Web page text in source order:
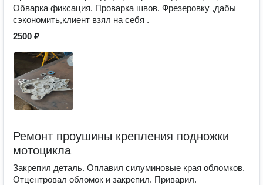
Обварка фиксация. Проварка швов. Фрезеровку ,дабы
сэкономить,клиент взял на себя .
2500 ₽
Ремонт проушины крепления подножки
мотоцикла
Закрепил деталь. Оплавил силуминовые края обломков.
Отцентровал обломок и закрепил. Приварил.